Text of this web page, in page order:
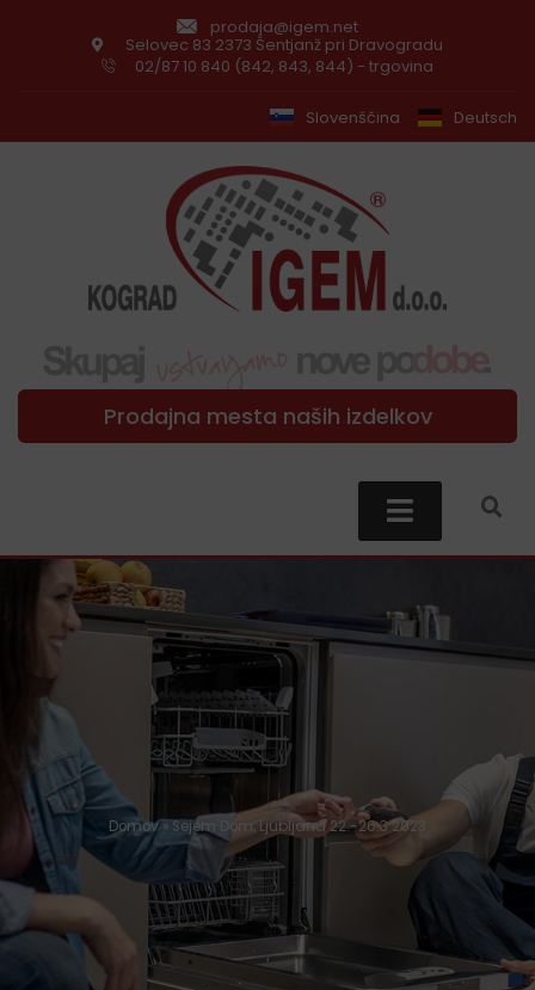
prodaja@igem.net
Selovec 83 2373 Šentjanž pri Dravogradu
02/87 10 840 (842, 843, 844) - trgovina
Slovenščina Deutsch
Prodajna mesta naših izdelkov
Domov» Sejem Dom, Ljubljana 22.-26.3.2023